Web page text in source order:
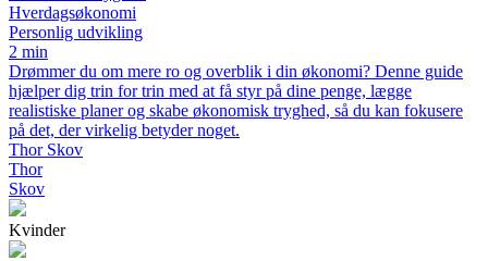
Hverdagsøkonomi
Personlig udvikling
2 min
Drømmer du om mere ro og overblik i din økonomi? Denne guide
hjælper dig trin for trin med at få styr på dine penge, lægge
realistiske planer og skabe økonomisk tryghed, så du kan fokusere
på det, der virkelig betyder noget.
Thor Skov
Thor
Skov
Kvinder